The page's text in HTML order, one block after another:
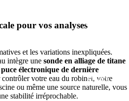
BOUTIQUE
CONTACT
pour vos analyses
et les variations inexpliquées.
intègre une sonde en alliage de titane
puce électronique de dernière
votre eau du robinet, votre
ou même une source naturelle, vous
stabilité irréprochable.